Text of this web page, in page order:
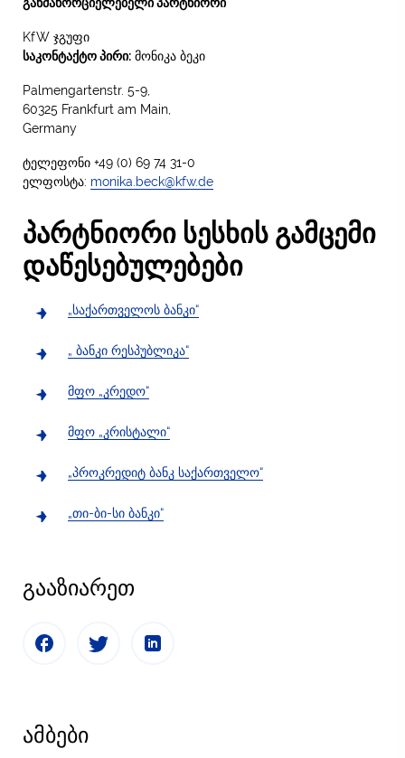
KfW ჯგუფი
საკონტაქტო პირი: მონიკა ბეკი
Palmengartenstr. 5-9,
60325 Frankfurt am Main,
Germany
ტელეფონი +49 (0) 69 74 31-0
ელფოსტა: monika.beck@kfw.de
პარტნიორი სესხის გამცემი
დაწესებულებები
„საქართველოს ბანკი“
„ ბანკი რესპუბლიკა“
მფო „კრედო“
მფო „კრისტალი“
„პროკრედიტ ბანკ საქართველო“
„თი-ბი-სი ბანკი“
გააზიარეთ
ამბები